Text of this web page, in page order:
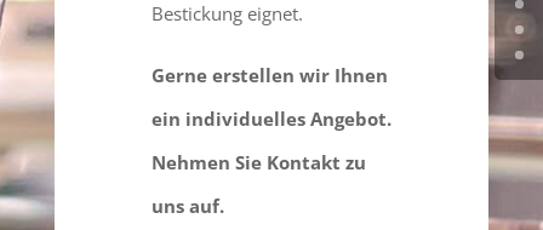
Bestickung eignet.
Gerne erstellen wir Ihnen
ein individuelles Angebot.
Nehmen Sie Kontakt zu
uns auf.